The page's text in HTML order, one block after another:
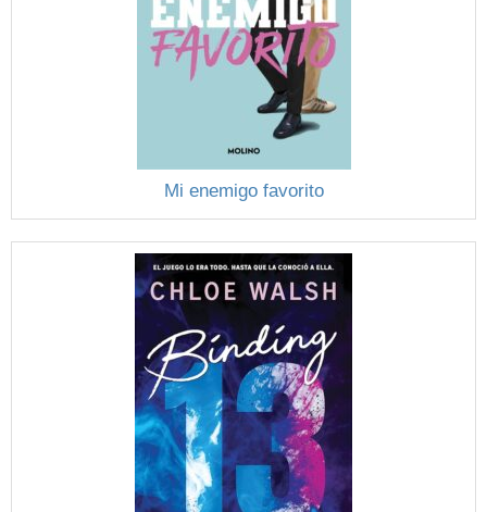
Mi enemigo favorito